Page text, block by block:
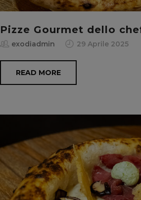
Pizze Gourmet dello
exodiadmin 29 Aprile 2025
READ MORE